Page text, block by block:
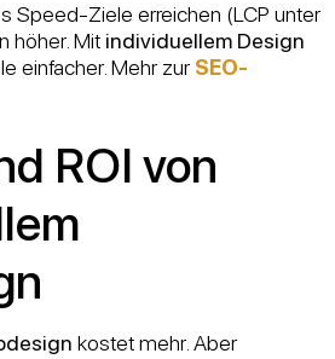
Speed-Ziele erreichen (LCP unter
höher. Mit individuellem Design
einfacher. Mehr zur SEO-
ROI von
kostet mehr. Aber